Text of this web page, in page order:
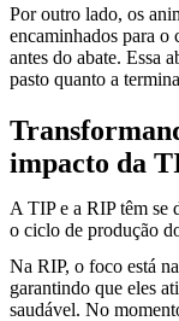
Por outro lado, os
encaminhados para o
antes do abate. Essa
pasto quanto a
impacto da
A TIP e a RIP têm se
o ciclo de produção
Na RIP, o foco está
garantindo que eles
saudável. No